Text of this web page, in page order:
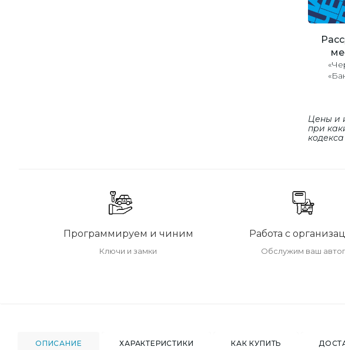
Цены и
при
Программируем и чиним
Ключи и замки
Работа с
Обслужим ваш
ОПИСАНИЕ ХАРАКТЕРИСТИКИ КАК КУПИТЬ